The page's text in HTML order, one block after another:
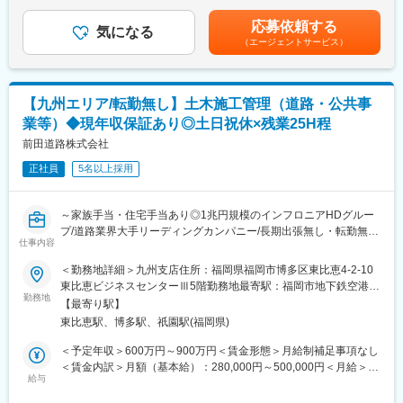
堰・用水路等の建設・補修、生産効率を向上するための田畑の整
備、流通を支える道路・トンネル・橋の建設・補修、地域の暮ら
しを豊かにする環境整備、小水力発電等の代替エネルギー計画及
び各種防災対策に関する事業などです。
また、これらの技術は東日本大震災の復旧・復興にも大きく寄与
しており、弊社も震災直後から復旧・復興への技術支援を継続し
ています。
変更の範囲：会社の定める業務
らしを支える社会貢献度の高い職務を担っていただきます。
その他、資格取得補助制度／資格維持補助制度を設けており、よ
りご自身の技術士としてのスキルを磨いていくことが可能な環境
■当社の事業内容：
（1）道路部：社会資本整備のうち道路に関わる調査・計画・設計
を幅広く担当するのが道路部です。道路は地域を結び経済を支え
る重要なインフラであり、交通機能、空間機能など多くの役割を
担っています。
（2）構造部：構造部は、道路橋を始めとする横断歩道橋、水路橋
等の橋梁構造物の新設、維持補修補強に関する計画・設計を行っ
ております。
（3）水工部：水工部では河川・砂防・上下水道など、水に関する
幅広い分野の計画・設計に取り組んでいます。河川の治水利水計
た砂防施設・上下水道施設の設計などを主に手掛けています。
（4）調査測量部：的確な設計を行うためには、詳細かつ正確な基
礎データが不可欠。測量部では設計部門と綿密な連携プレーを図
りながら、道路や河川、宅地など地上測量全般を受け持っていま
（5）技術管理室：技術管理室では、常に新しい技術の探索・修得
を行い、社内への普及を図ると共に、より顧客満足度の高い成果
万～3万円■年収イメージ：25歳/大卒/入社3年目…480万円32歳/技
術士補/測量士補/1級土木施工管理…620万円53歳/技術士/RCCM/1
級土木施工管理…1000万円賃金はあくまでも目安の金額であり、
選考を通じて上下する可能性があります。月給(月額)は固定手当を
含めた表記です。
気になる 応募依頼する
（エージェントサービス）
【九州エリア/転勤無し】土木施工管理（道路・公共事
業等）◆現年収保証あり◎土日祝休×残業25H程
前田道路株式会社
正社員 5名以上採用
仕事内容
～家族手当・住宅手当あり◎1兆円規模のインフロニアHDグルー
プ/道路業界大手リーディングカンパニー/長期出張無し・転勤無
■業務内容
土木工事の技術者として施工管理業務をお任せいたします。
道路ゼネコン業界の超大手企業で安定的にご勤務したい方、歓迎
いたします！
《具体的な業務内容》
・施主、発注者との折衝
勤務地
＜勤務地詳細＞九州支店住所：福岡県福岡市博多区東比恵4-2-10
東比恵ビジネスセンターⅢ5階勤務地最寄駅：福岡市地下鉄空港線
／東比恵駅受動喫煙対策：屋内全面禁煙変更の範囲：会社の定め
る事業所
【最寄り駅】
東比恵駅、博多駅、祇園駅(福岡県)
給与
＜予定年収＞600万円～900万円＜賃金形態＞月給制補足事項なし
＜賃金内訳＞月額（基本給）：280,000円～500,000円＜月給＞